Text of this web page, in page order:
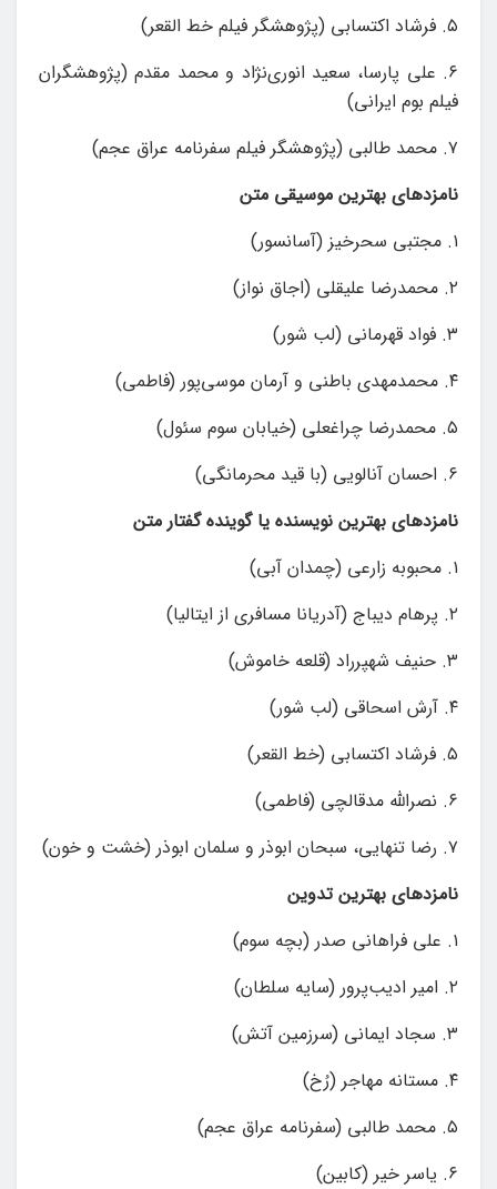
۵. فرشاد اکتسابی (پژوهشگر فیلم خط القعر)
۶. علی پارسا، سعید انوری‌نژاد و محمد مقدم (پژوهشگران
فیلم بوم ایرانی)
۷. محمد طالبی (پژوهشگر فیلم سفرنامه عراق عجم)
نامزدهای بهترین موسیقی متن
۱. مجتبی سحرخیز (آسانسور)
۲. محمدرضا علیقلی (اجاق نواز)
۳. فواد قهرمانی (لب شور)
۴. محمدمهدی باطنی و آرمان موسی‌پور (فاطمی)
۵. محمدرضا چراغعلی (خیابان سوم سئول)
۶. احسان آنالویی (با قید محرمانگی)
نامزدهای بهترین نویسنده یا گوینده گفتار متن
۱. محبوبه زارعی (چمدان آبی)
۲. پرهام دیباج (آدریانا مسافری از ایتالیا)
۳. حنیف شهپرراد (قلعه خاموش)
۴. آرش اسحاقی (لب شور)
۵. فرشاد اکتسابی (خط القعر)
۶. نصرالله مدقالچی (فاطمی)
۷. رضا تنهایی، سبحان ابوذر و سلمان ابوذر (خشت و خون)
نامزدهای بهترین تدوین
۱. علی فراهانی صدر (بچه سوم)
۲. امیر ادیب‌پرور (سایه سلطان)
۳. سجاد ایمانی (سرزمین آتش)
۴. مستانه مهاجر (رُخ)
۵. محمد طالبی (سفرنامه عراق عجم)
۶. یاسر خیر (کابین)